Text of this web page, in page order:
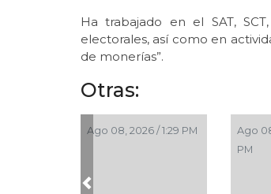
Ha trabajado en el SAT,
electorales, así como en
de monerías”.
Otras:
Ago 08, 2026 / 1:29 PM
Ago
PM
Previous